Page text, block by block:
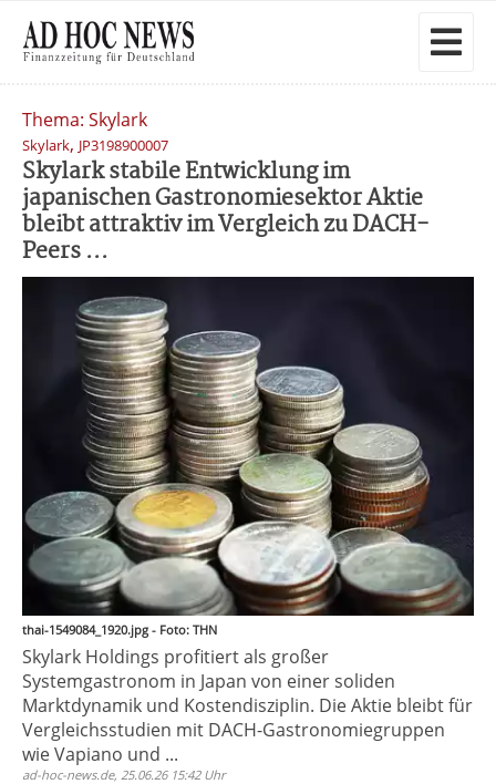
Thema: Skylark
Skylark, JP3198900007
Skylark stabile Entwicklung im
japanischen Gastronomiesektor Aktie
bleibt attraktiv im Vergleich zu DACH-
Peers ...
thai-1549084_1920.jpg - Foto: THN
Skylark Holdings profitiert als großer
Systemgastronom in Japan von einer soliden
Marktdynamik und Kostendisziplin. Die Aktie bleibt für
Vergleichsstudien mit DACH-Gastronomiegruppen
wie Vapiano und ...
ad-hoc-news.de, 25.06.26 15:42 Uhr